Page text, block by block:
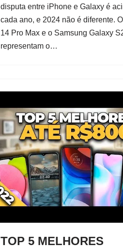
disputa entre iPhone e Galaxy é
cada ano, e 2024 não é diferente.
14 Pro Max e o Samsung Galaxy
representam o…
TOP 5 MELHORES